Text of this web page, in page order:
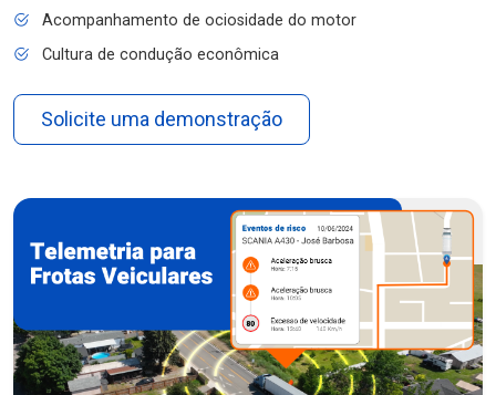
Acompanhamento de ociosidade do motor
Cultura de condução econômica
Solicite uma demonstração